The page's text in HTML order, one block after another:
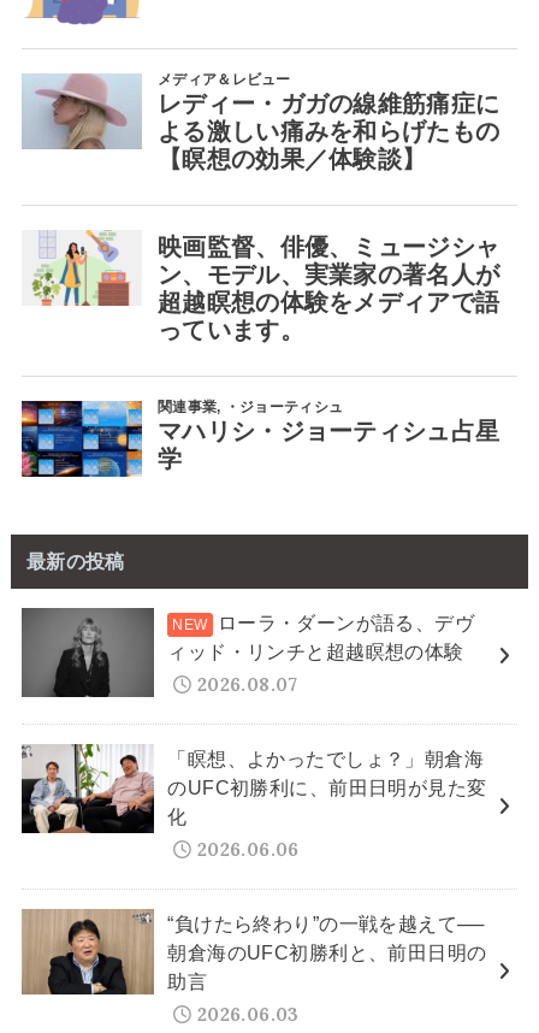
最新の投稿
ローラ・ダーンが語る、デヴ
ィッド・リンチと超越瞑想の体験
2026.08.07
「瞑想、よかったでしょ？」朝倉海
のUFC初勝利に、前田日明が見た変
化
2026.06.06
“負けたら終わり”の一戦を越えて──
朝倉海のUFC初勝利と、前田日明の
助言
2026.06.03